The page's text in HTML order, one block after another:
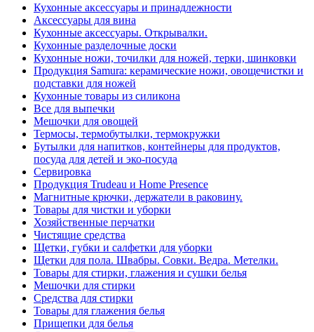
Кухонные аксессуары и принадлежности
Аксессуары для вина
Кухонные аксессуары. Открывалки.
Кухонные разделочные доски
Кухонные ножи, точилки для ножей, терки, шинковки
Продукция Samura: керамические ножи, овощечистки и
подставки для ножей
Кухонные товары из силикона
Все для выпечки
Мешочки для овощей
Термосы, термобутылки, термокружки
Бутылки для напитков, контейнеры для продуктов,
посуда для детей и эко-посуда
Сервировка
Продукция Trudeau и Home Presence
Магнитные крючки, держатели в раковину.
Товары для чистки и уборки
Хозяйственные перчатки
Чистящие средства
Щетки, губки и салфетки для уборки
Щетки для пола. Швабры. Совки. Ведра. Метелки.
Товары для стирки, глажения и сушки белья
Мешочки для стирки
Средства для стирки
Товары для глажения белья
Прищепки для белья